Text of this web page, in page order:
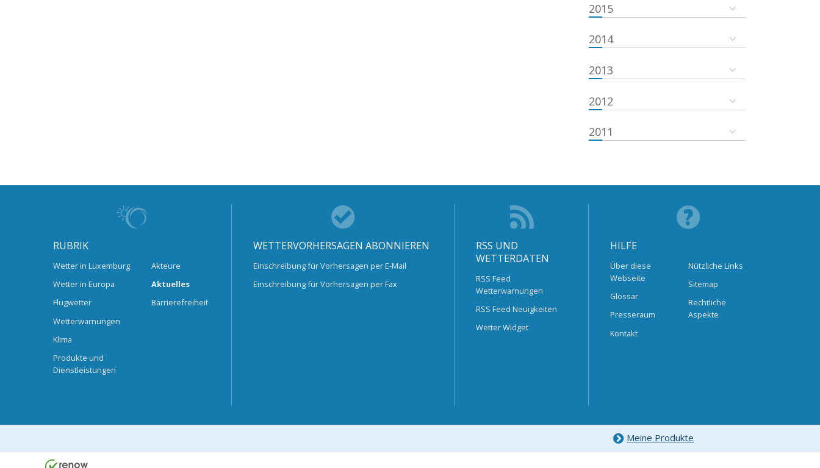
2015
2014
2013
2012
2011
RUBRIK
Wetter in Luxemburg
Wetter in Europa
Flugwetter
Wetterwarnungen
Klima
Produkte und
Dienstleistungen
Akteure
Aktuelles
Barrierefreiheit
WETTERVORHERSAGEN ABONNIEREN
Einschreibung für Vorhersagen per E-Mail
Einschreibung für Vorhersagen per Fax
RSS UND
WETTERDATEN
RSS Feed
Wetterwarnungen
RSS Feed Neuigkeiten
Wetter Widget
HILFE
Über diese
Webseite
Glossar
Presseraum
Kontakt
Nützliche Links
Sitemap
Rechtliche
Aspekte
Meine Produkte